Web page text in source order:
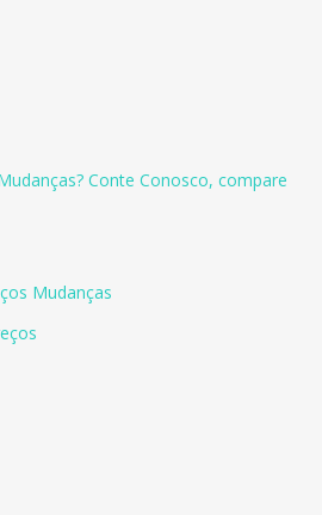
Conte Conosco, compare
Mudanças